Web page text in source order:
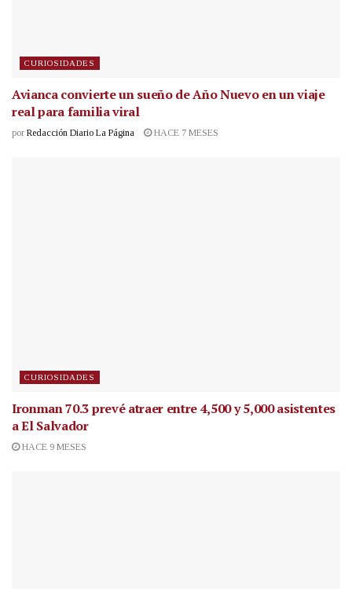
CURIOSIDADES
Avianca convierte un sueño de Año Nuevo en un viaje
real para familia viral
por Redacción Diario La Página HACE 7 MESES
CURIOSIDADES
Ironman 70.3 prevé atraer entre 4,500 y 5,000 asistentes
a El Salvador
HACE 9 MESES